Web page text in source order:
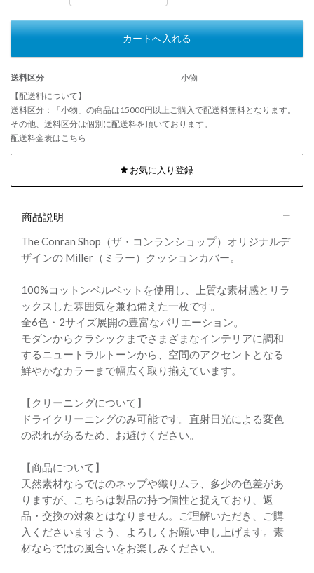
カートへ入れる
送料区分
小物
【配送料について】
送料区分：「小物」の商品は15000円以上ご購入で配送料無料となります。
その他、送料区分は個別に配送料を頂いております。
配送料金表は こちら
お気に入り登録
商品説明
The Conran Shop（ザ・コンランショップ）オリジナルデ
ザインの Miller（ミラー）クッションカバー。
100%コットンベルベットを使用し、上質な素材感とリラ
ックスした雰囲気を兼ね備えた一枚です。
全6色・2サイズ展開の豊富なバリエーション。
モダンからクラシックまでさまざまなインテリアに調和
するニュートラルトーンから、空間のアクセントとなる
鮮やかなカラーまで幅広く取り揃えています。
【クリーニングについて】
ドライクリーニングのみ可能です。直射日光による変色
の恐れがあるため、お避けください。
【商品について】
天然素材ならではのネップや織りムラ、多少の色差があ
りますが、こちらは製品の持つ個性と捉えており、返
品・交換の対象とはなりません。ご理解いただき、ご購
入くださいますよう、よろしくお願い申し上げます。素
材ならではの風合いをお楽しみください。